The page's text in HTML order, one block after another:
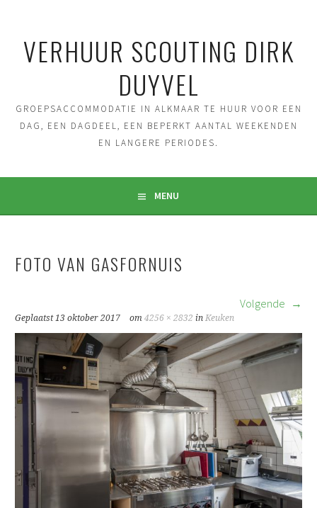
inhoudVERHUUR SCOUTING DIRK
DUYVEL
GROEPSACCOMMODATIE IN ALKMAAR TE HUUR VOOR EEN
DAG, EEN DAGDEEL, EEN BEPERKT AANTAL WEEKENDEN
EN LANGERE PERIODES.
MENU
FOTO VAN GASFORNUIS
Volgende
Geplaatst13 oktober 2017 om 4256 × 2832 in Keuken